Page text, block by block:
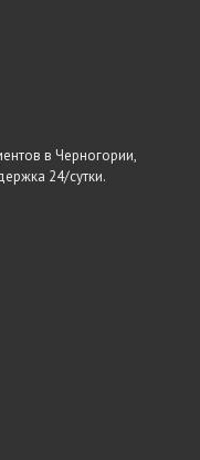
в Черногории,
24/сутки.